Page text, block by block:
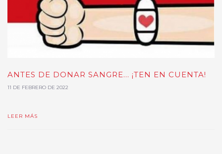
ANTES DE DONAR SANGRE... ¡TEN EN CUENTA!
11 DE FEBRERO DE 2022
LEER MÁS